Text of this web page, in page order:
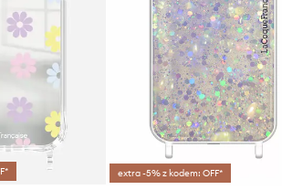
extra -5% z kodem: OFF*